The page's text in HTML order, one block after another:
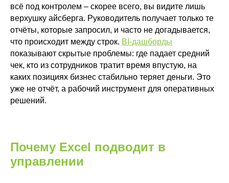
всё под контролем – скорее всего, вы видите лишь
верхушку айсберга. Руководитель получает только те
отчёты, которые запросил, и часто не догадывается,
что происходит между строк. BI-дашборды
показывают скрытые проблемы: где падает средний
чек, кто из сотрудников тратит время впустую, на
каких позициях бизнес стабильно теряет деньги. Это
уже не отчёт, а рабочий инструмент для оперативных
решений.
Почему Excel подводит в
управлении